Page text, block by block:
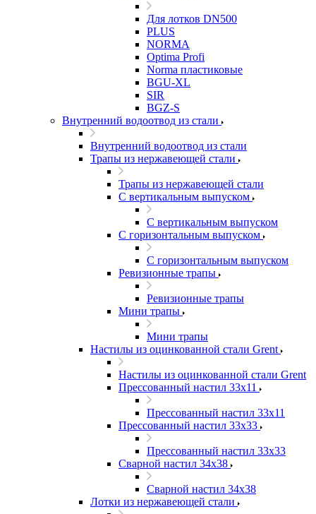
Для лотков DN500
PLUS
NORMA
Optima Profi
Norma пластиковые
BGU-XL
SIR
BGZ-S
Внутренний водоотвод из стали
Внутренний водоотвод из стали
Трапы из нержавеющей стали
Трапы из нержавеющей стали
С вертикальным выпуском
С вертикальным выпуском
С горизонтальным выпуском
С горизонтальным выпуском
Ревизионные трапы
Ревизионные трапы
Мини трапы
Мини трапы
Настилы из оцинкованной стали Grent
Настилы из оцинкованной стали Grent
Прессованный настил 33x11
Прессованный настил 33x11
Прессованный настил 33x33
Прессованный настил 33x33
Сварной настил 34x38
Сварной настил 34x38
Лотки из нержавеющей стали